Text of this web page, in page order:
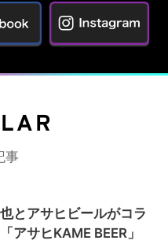
事
とアサヒビールがコラ
アサヒKAME BEER」